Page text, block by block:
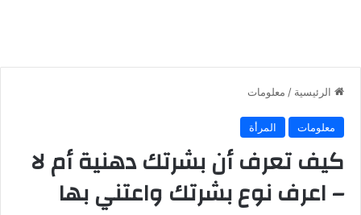
الرئيسية / معلومات
معلومات المرأة
كيف تعرف أن بشرتك دهنية أم لا
– اعرف نوع بشرتك واعتني بها